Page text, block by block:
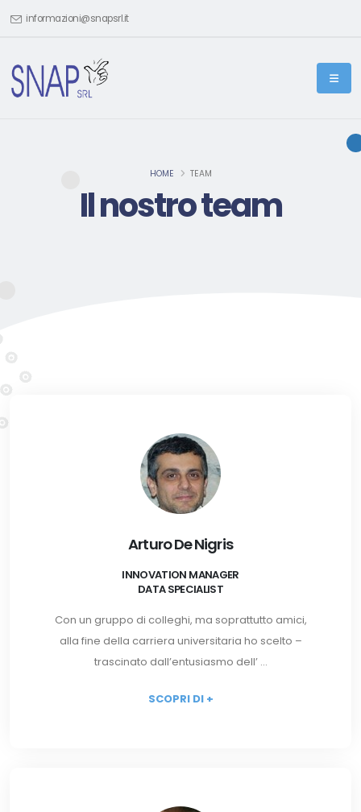
informazioni@snapsrl.it
HOME TEAM
Il nostro team
Arturo De Nigris
INNOVATION MANAGER
DATA SPECIALIST
Con un gruppo di colleghi, ma soprattutto amici,
alla fine della carriera universitaria ho scelto –
trascinato dall’entusiasmo dell’ ...
SCOPRI DI +